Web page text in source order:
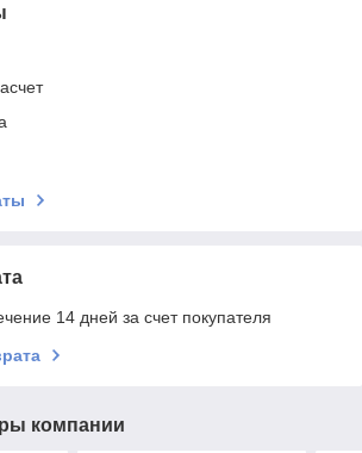
14 дней за счет покупателя
компании